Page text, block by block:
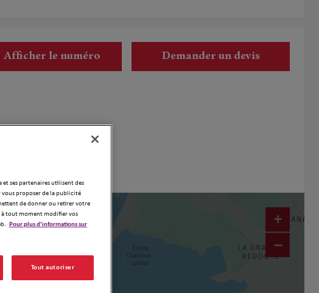
Afficher le numéro Demander un devis
+
−
et ses partenaires utilisent des
proposer de la publicité
de donner ou retirer votre
à tout moment modifier vos
Pour plus d'informations sur
Tout autoriser